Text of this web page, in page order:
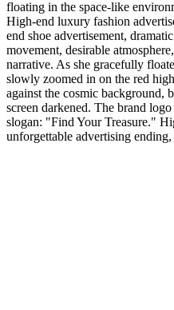
floating in the space-like
High-end luxury fashion
end shoe advertisement,
movement, desirable
narrative. As she gracefully
slowly zoomed in on the red
against the cosmic background,
screen darkened. The brand
slogan: "Find Your Treasure."
unforgettable advertising